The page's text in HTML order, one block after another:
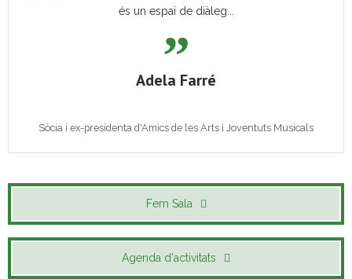
és un espai de diàleg...
Adela Farré
Sòcia i ex-presidenta d'Amics de les Arts i Joventuts Musicals
Fem Sala
Agenda d'activitats